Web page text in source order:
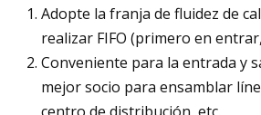
Adopte la franja de fluidez de
realizar FIFO (primero en
Conveniente para la entrada y
mejor socio para ensamblar
centro de distribución, etc.